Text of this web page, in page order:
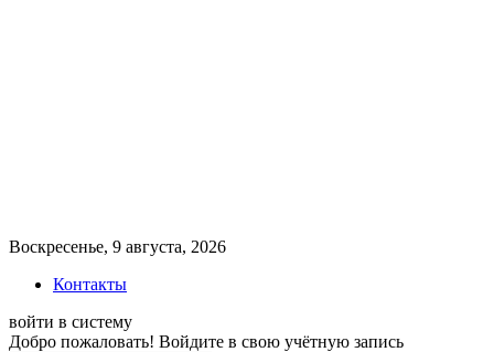
Воскресенье, 9 августа, 2026
Контакты
войти в систему
Добро пожаловать! Войдите в свою учётную запись